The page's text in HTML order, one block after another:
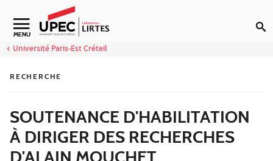
Aller au contenu
Navigation secondaire
MENU
Université Paris-Est Créteil
RECHERCHE
SOUTENANCE D'HABILITATION
À DIRIGER DES RECHERCHES
D'ALAIN MOUCHET